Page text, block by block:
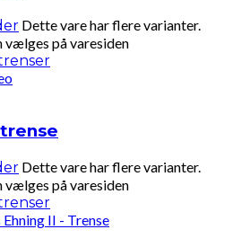
Dette vare har flere varianter.
vælges på varesiden
Dette vare har flere varianter.
vælges på varesiden